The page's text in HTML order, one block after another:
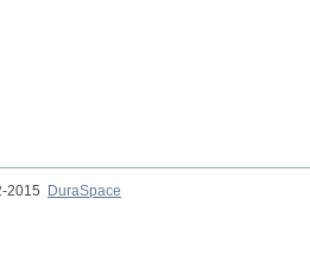
2015
DuraSpace